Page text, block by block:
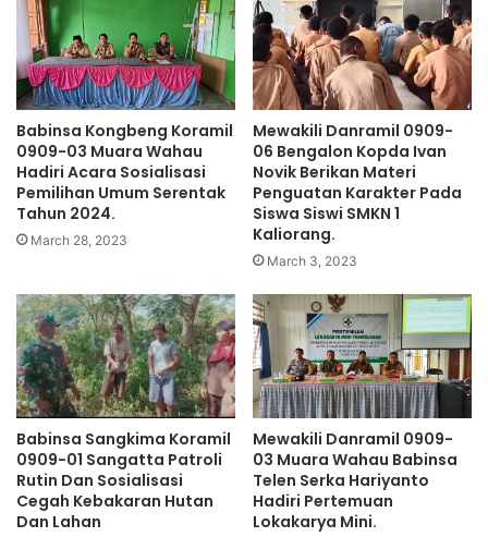
Babinsa Kongbeng Koramil
0909-03 Muara Wahau
Hadiri Acara Sosialisasi
Pemilihan Umum Serentak
Tahun 2024.
March 28, 2023
Mewakili Danramil 0909-
06 Bengalon Kopda Ivan
Novik Berikan Materi
Penguatan Karakter Pada
Siswa Siswi SMKN 1
Kaliorang.
March 3, 2023
Babinsa Sangkima Koramil
0909-01 Sangatta Patroli
Rutin Dan Sosialisasi
Cegah Kebakaran Hutan
Dan Lahan
Mewakili Danramil 0909-
03 Muara Wahau Babinsa
Telen Serka Hariyanto
Hadiri Pertemuan
Lokakarya Mini.